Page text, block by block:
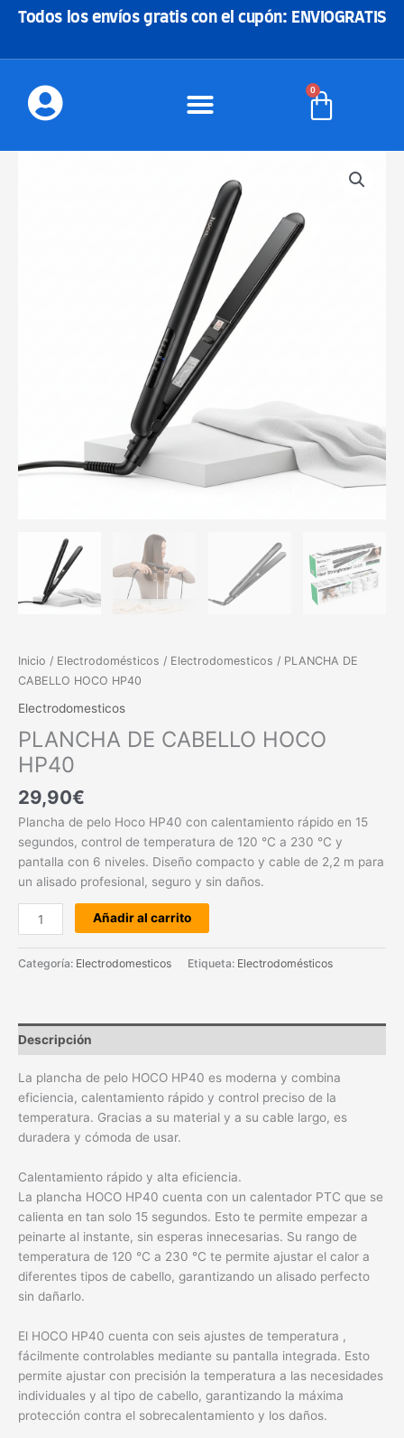
Todos los envíos gratis con el cupón: ENVIOGRATIS
0
Carrito
Inicio / Electrodomésticos / Electrodomesticos / PLANCHA DE
CABELLO HOCO HP40
Electrodomesticos
PLANCHA DE CABELLO HOCO
HP40
29,90€
Plancha de pelo Hoco HP40 con calentamiento rápido en 15
segundos, control de temperatura de 120 °C a 230 °C y
pantalla con 6 niveles. Diseño compacto y cable de 2,2 m para
un alisado profesional, seguro y sin daños.
Añadir al carrito
Categoría: Electrodomesticos Etiqueta: Electrodomésticos
Descripción
La plancha de pelo HOCO HP40 es moderna y combina
eficiencia, calentamiento rápido y control preciso de la
temperatura. Gracias a su material y a su cable largo, es
duradera y cómoda de usar.
Calentamiento rápido y alta eficiencia.
La plancha HOCO HP40 cuenta con un calentador PTC que se
calienta en tan solo 15 segundos. Esto te permite empezar a
peinarte al instante, sin esperas innecesarias. Su rango de
temperatura de 120 °C a 230 °C te permite ajustar el calor a
diferentes tipos de cabello, garantizando un alisado perfecto
sin dañarlo.
El HOCO HP40 cuenta con seis ajustes de temperatura ,
fácilmente controlables mediante su pantalla integrada. Esto
permite ajustar con precisión la temperatura a las necesidades
individuales y al tipo de cabello, garantizando la máxima
protección contra el sobrecalentamiento y los daños.